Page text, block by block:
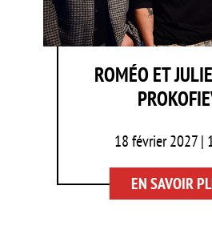
ROMÉO ET
18 février 2027 |
EN SAVOIR